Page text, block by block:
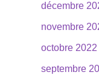
décembre
novembre
octobre 2022
septembre